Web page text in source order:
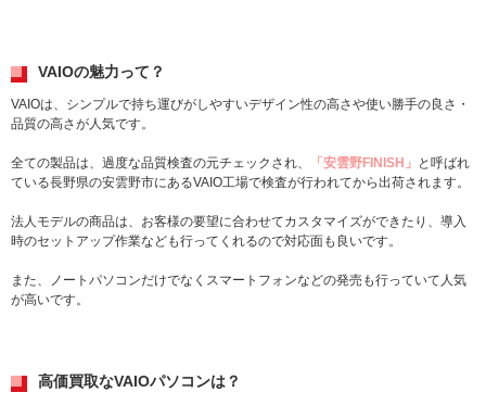
VAIOの魅力って？
VAIOは、シンプルで持ち運びがしやすいデザイン性の高さや使い勝手の良さ・
品質の高さが人気です。
全ての製品は、過度な品質検査の元チェックされ、 「安雲野FINISH」 と呼ばれ
ている長野県の安雲野市にあるVAIO工場で検査が行われてから出荷されます。
法人モデルの商品は、お客様の要望に合わせてカスタマイズができたり、導入
時のセットアップ作業なども行ってくれるので対応面も良いです。
また、ノートパソコンだけでなくスマートフォンなどの発売も行っていて人気
が高いです。
高価買取なVAIOパソコンは？